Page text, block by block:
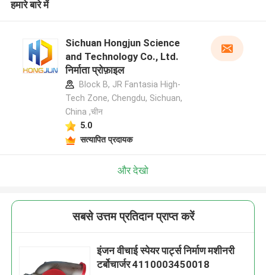
हमारे बारे में
Sichuan Hongjun Science
and Technology Co., Ltd.
निर्माता प्रोफ़ाइल
Block B, JR Fantasia High-
Tech Zone, Chengdu, Sichuan,
China ,चीन
5.0
सत्यापित प्रदायक
और देखो
सबसे उत्तम प्रतिदान प्राप्त करें
इंजन वीचाई स्पेयर पार्ट्स निर्माण मशीनरी
टर्बोचार्जर 4110003450018